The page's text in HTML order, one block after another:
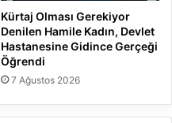
Kürtaj Olması Gerekiyor
Denilen Hamile Kadın, Devlet
Hastanesine Gidince Gerçeği
Öğrendi
7 Ağustos 2026